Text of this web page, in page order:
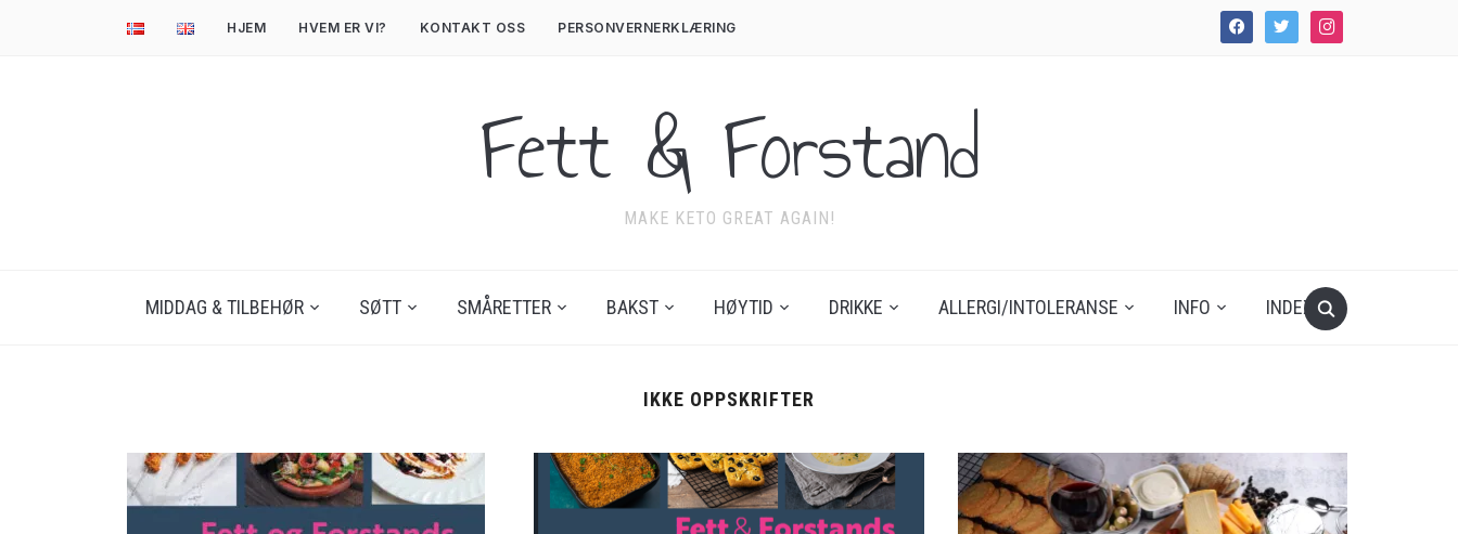
facebooktwitter instagram
HJEM HVEM ER VI? KONTAKT OSS PERSONVERNERKLÆRING
Fett & Forstand
MAKE KETO GREAT AGAIN!
MIDDAG & TILBEHØR SØTT SMÅRETTER BAKST HØYTID DRIKKE ALLERGI/INTOLERANSE INFO INDEX
IKKE OPPSKRIFTER